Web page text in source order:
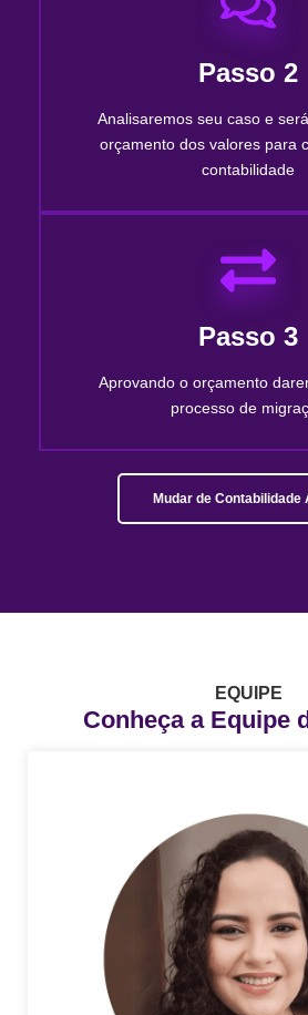
Passo 2
Analisaremos seu caso e
orçamento dos valores para
contabilidade
Passo 3
Aprovando o orçamento
processo de
Mudar de Contabilidade
EQUIPE
Conheça a Equipe